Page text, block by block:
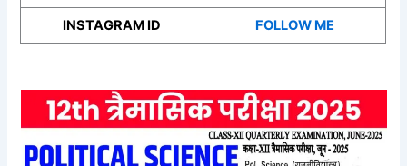
INSTAGRAM ID FOLLOW ME